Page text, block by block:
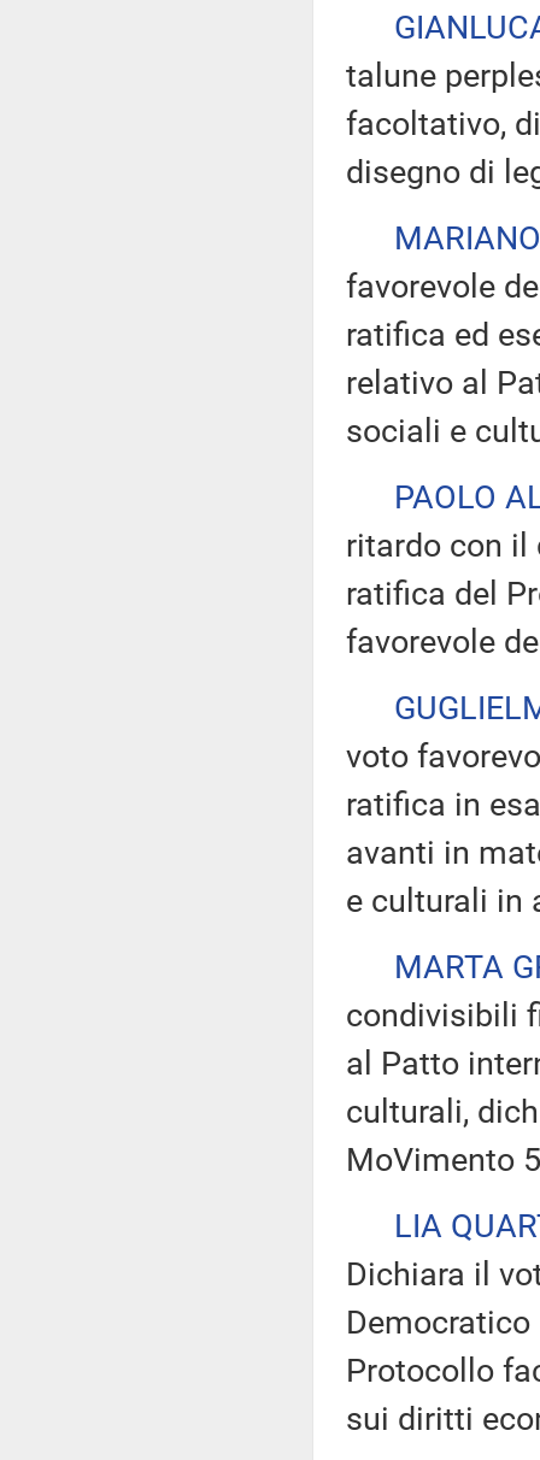
talune
facoltativo,
disegno di
favorevole
ratifica ed
relativo al
sociali e
PAOLO
ritardo con il
ratifica del
favorevole
voto
ratifica in
avanti in
e culturali in
MARTA
condivisibili
al Patto
culturali,
MoVimento
LIA
Dichiara il
Protocollo
sui diritti